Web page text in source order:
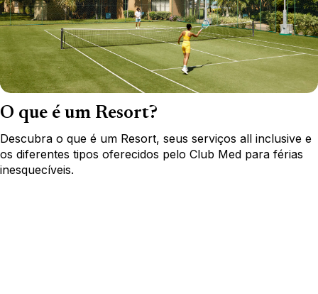
O que é um Resort?
Descubra o que é um Resort, seus serviços all inclusive e
os diferentes tipos oferecidos pelo Club Med para férias
inesquecíveis.